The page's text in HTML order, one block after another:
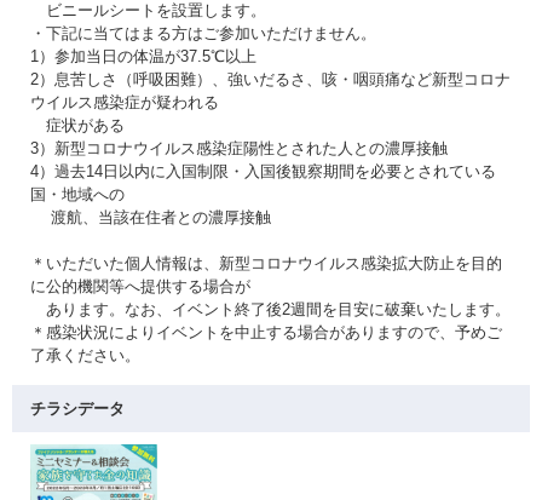
ビニールシートを設置します。
・下記に当てはまる方はご参加いただけません。
1）参加当日の体温が37.5℃以上
2）息苦しさ（呼吸困難）、強いだるさ、咳・咽頭痛など新型コロナ
ウイルス感染症が疑われる
症状がある
3）新型コロナウイルス感染症陽性とされた人との濃厚接触
4）過去14日以内に入国制限・入国後観察期間を必要とされている
国・地域への
渡航、当該在住者との濃厚接触
＊いただいた個人情報は、新型コロナウイルス感染拡大防止を目的
に公的機関等へ提供する場合が
あります。なお、イベント終了後2週間を目安に破棄いたします。
＊感染状況によりイベントを中止する場合がありますので、予めご
了承ください。
チラシデータ